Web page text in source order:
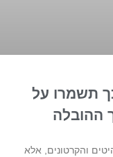
תשמרו על
ההובלה
והקרטונים, אלא